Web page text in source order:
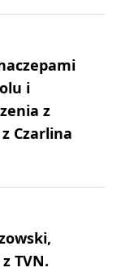
i
z
Czarlina
TVN.